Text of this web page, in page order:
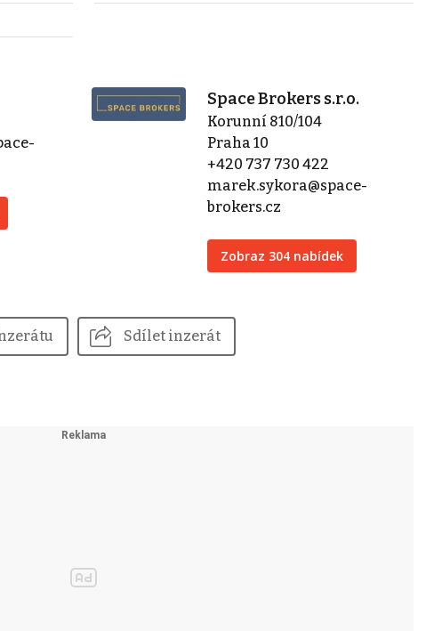
Space Brokers s.r.o.
Korunní 810/104
Praha 10
+420 737 730 422
marek.sykora@space-
brokers.cz
Zobraz 304 nabídek
Sdílet inzerát